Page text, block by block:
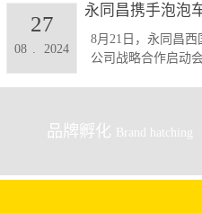
永同昌携手泡泡
8月21日，永同昌
公司战略合作启动
08 . 2024
27
品牌孵化 Brand hatching